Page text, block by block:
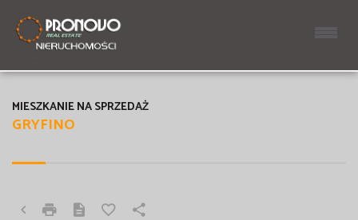
GRYFINO
MIESZKANIE NA SPRZEDAŻ